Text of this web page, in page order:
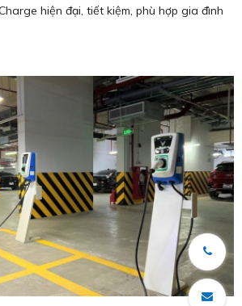
hiện đại, tiết kiệm, phù hợp gia đình